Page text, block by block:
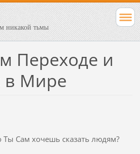
никакой тьмы
Переходе и
в Мире
Сам хочешь сказать людям?